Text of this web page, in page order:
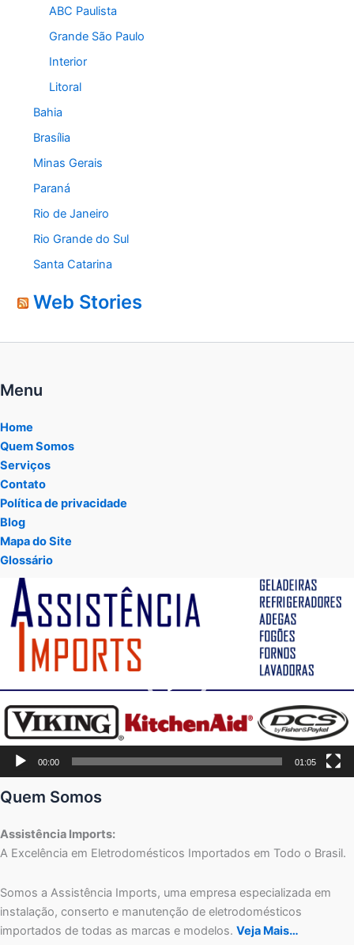
ABC Paulista
Grande São Paulo
Interior
Litoral
Bahia
Brasília
Minas Gerais
Paraná
Rio de Janeiro
Rio Grande do Sul
Santa Catarina
Web Stories
Menu
Home
Quem Somos
Serviços
Contato
Política de privacidade
Blog
Mapa do Site
Glossário
Tocador
vídeo
00:00 01:05
Quem Somos
Assistência Imports:
A Excelência em Eletrodomésticos Importados em Todo o Brasil.
Somos a Assistência Imports, uma empresa especializada em
instalação, conserto e manutenção de eletrodomésticos
importados de todas as marcas e modelos. Veja Mais…